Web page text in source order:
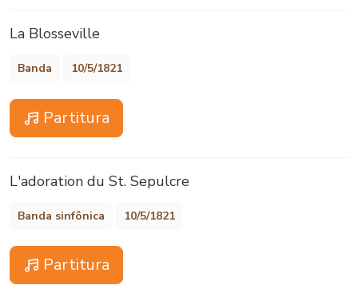
La Blosseville
Banda 10/5/1821
Partitura
L'adoration du St. Sepulcre
Banda sinfônica 10/5/1821
Partitura